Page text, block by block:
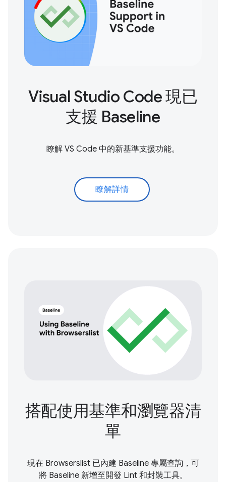
Visual Studio Code 現已
支援 Baseline
瞭解 VS Code 中的新基準支援功能。
瞭解詳情
搭配使用基準和瀏覽器清
單
現在 Browserslist 已內建 Baseline 專屬查詢，可
將 Baseline 新增至開發 Lint 和封裝工具。